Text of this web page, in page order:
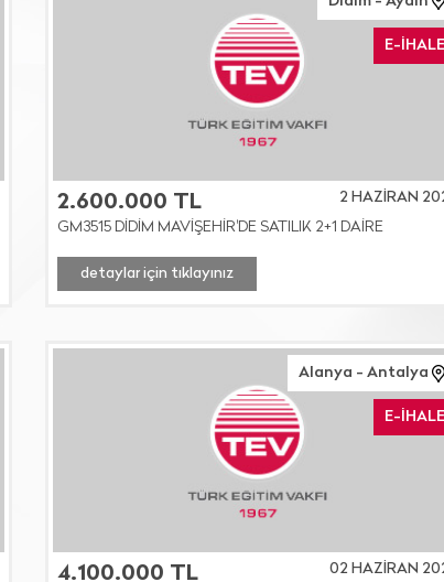
E-İHALE
2.600.000 TL
2 HAZİRAN
GM3515 DİDİM MAVİŞEHİR'DE SATILIK 2+1 DAİRE
detaylar için tıklayınız
Alanya - Antalya
E-İHALE
4.100.000 TL
02 HAZİRAN